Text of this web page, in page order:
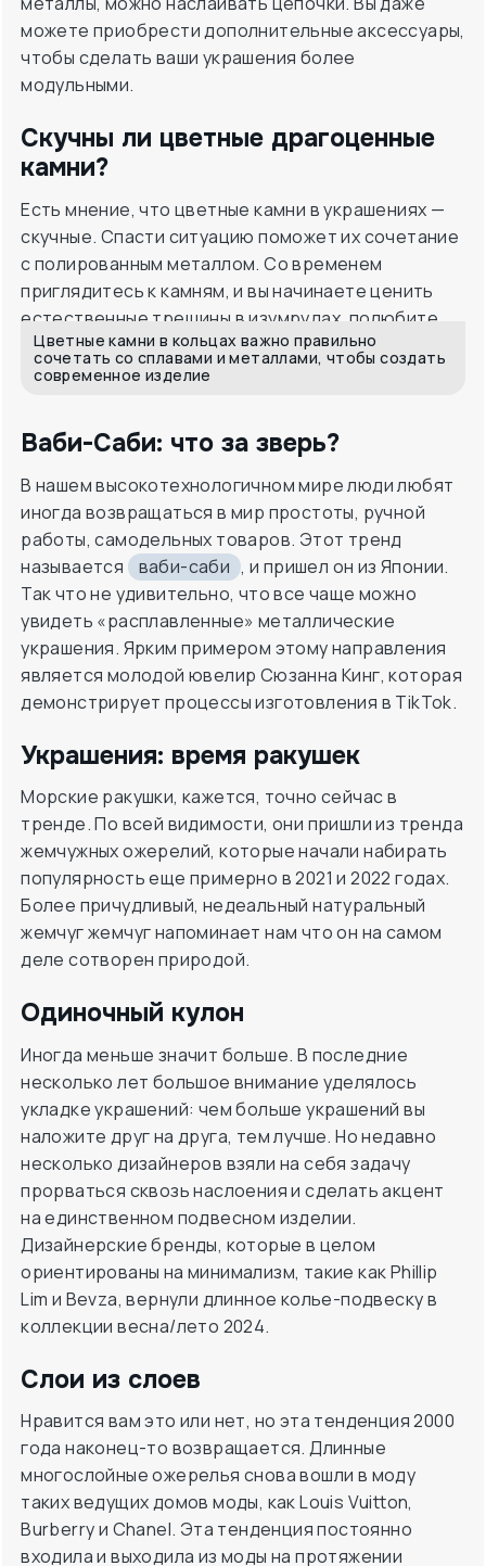
можете приобрести дополнительные аксессуары,
чтобы сделать ваши украшения более
модульными.
Скучны ли цветные драгоценные
камни?
Есть мнение, что цветные камни в украшениях —
скучные. Спасти ситуацию поможет их сочетание
с полированным металлом. Со временем
приглядитесь к камням, и вы начинаете ценить
естественные трещины в изумрудах, полюбите
разнообразные цвета сапфиров и турмалинов.
Цветные камни в кольцах важно правильно
сочетать со сплавами и металлами, чтобы создать
современное изделие
Ваби-Саби: что за зверь?
В нашем высокотехнологичном мире люди любят
иногда возвращаться в мир простоты, ручной
работы, самодельных товаров. Этот тренд
называется
ваби-саби , и пришел он из Японии.
Так что не удивительно, что все чаще можно
увидеть «расплавленные» металлические
украшения. Ярким примером этому направления
является молодой ювелир Сюзанна Кинг, которая
демонстрирует процессы изготовления в TikTok.
Украшения: время ракушек
Морские ракушки, кажется, точно сейчас в
тренде. По всей видимости, они пришли из тренда
жемчужных ожерелий, которые начали набирать
популярность еще примерно в 2021 и 2022 годах.
Более причудливый, недеальный натуральный
жемчуг жемчуг напоминает нам что он на самом
деле сотворен природой.
Одиночный кулон
Иногда меньше значит больше. В последние
несколько лет большое внимание уделялось
укладке украшений: чем больше украшений вы
наложите друг на друга, тем лучше. Но недавно
несколько дизайнеров взяли на себя задачу
прорваться сквозь наслоения и сделать акцент
на единственном подвесном изделии.
Дизайнерские бренды, которые в целом
ориентированы на минимализм, такие как Phillip
Lim и Bevza, вернули длинное колье-подвеску в
коллекции весна/лето 2024.
Слои из слоев
Нравится вам это или нет, но эта тенденция 2000
года наконец-то возвращается. Длинные
многослойные ожерелья снова вошли в моду
таких ведущих домов моды, как Louis Vuitton,
Burberry и Chanel. Эта тенденция постоянно
входила и выходила из моды на протяжении